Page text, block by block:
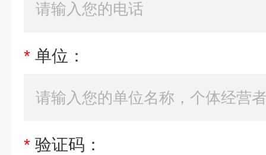
* 单位：
* 验证码：